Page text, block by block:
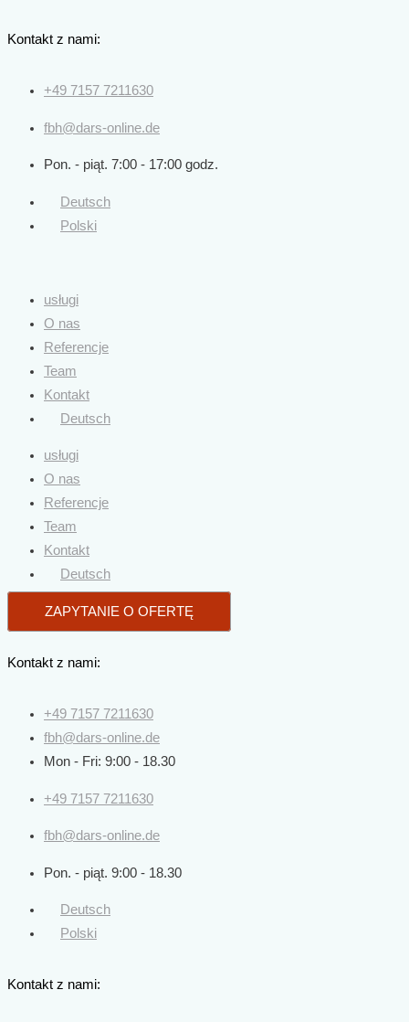
to
Kontakt z nami:
+49 7157 7211630
fbh@dars-online.de
Pon. - piąt. 7:00 - 17:00 godz.
Deutsch
Polski
usługi
O nas
Referencje
Team
Kontakt
Deutsch
usługi
O nas
Referencje
Team
Kontakt
Deutsch
ZAPYTANIE O OFERTĘ
Kontakt z nami:
+49 7157 7211630
fbh@dars-online.de
Mon - Fri: 9:00 - 18.30
+49 7157 7211630
fbh@dars-online.de
Pon. - piąt. 9:00 - 18.30
Deutsch
Polski
Kontakt z nami: